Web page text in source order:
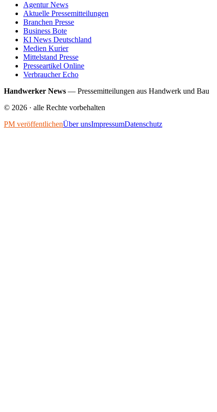
Agentur News
Aktuelle Pressemitteilungen
Branchen Presse
Business Bote
KI News Deutschland
Medien Kurier
Mittelstand Presse
Presseartikel Online
Verbraucher Echo
Handwerker News — Pressemitteilungen aus Handwerk und Bau
© 2026 · alle Rechte vorbehalten
PM veröffentlichenÜber unsImpressumDatenschutz